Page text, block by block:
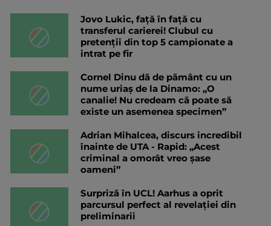
Jovo Lukic, față în față cu
transferul carierei! Clubul cu
pretenții din top 5 campionate a
intrat pe fir
Cornel Dinu dă de pământ cu un
nume uriaș de la Dinamo: „O
canalie! Nu credeam că poate să
existe un asemenea specimen”
Adrian Mihalcea, discurs incredibil
înainte de UTA - Rapid: „Acest
criminal a omorât vreo șase
oameni”
Surpriză în UCL! Aarhus a oprit
parcursul perfect al revelației din
preliminarii